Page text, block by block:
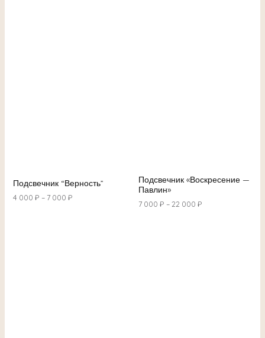
Подсвечник “Верность”
4 000 ₽ – 7 000 ₽
Подсвечник «Воскресение —
Павлин»
7 000 ₽ –22 000 ₽